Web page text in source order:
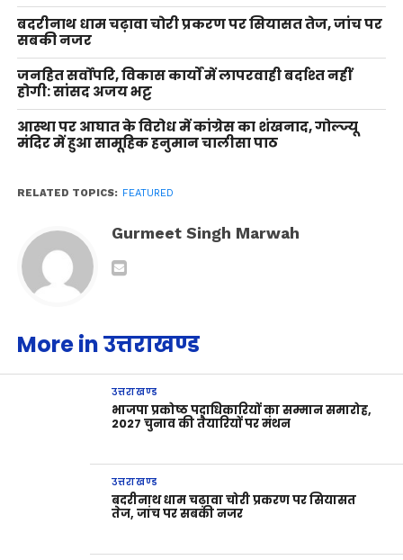
बदरीनाथ धाम चढ़ावा चोरी प्रकरण पर सियासत तेज, जांच पर
सबकी नजर
जनहित सर्वोपरि, विकास कार्यों में लापरवाही बर्दाश्त नहीं
होगी: सांसद अजय भट्ट
आस्था पर आघात के विरोध में कांग्रेस का शंखनाद, गोल्ज्यू
मंदिर में हुआ सामूहिक हनुमान चालीसा पाठ
RELATED TOPICS: FEATURED
Gurmeet Singh Marwah
More in उत्तराखण्ड
उत्तराखण्ड
भाजपा प्रकोष्ठ पदाधिकारियों का सम्मान समारोह,
2027 चुनाव की तैयारियों पर मंथन
उत्तराखण्ड
बदरीनाथ धाम चढ़ावा चोरी प्रकरण पर सियासत
तेज, जांच पर सबकी नजर